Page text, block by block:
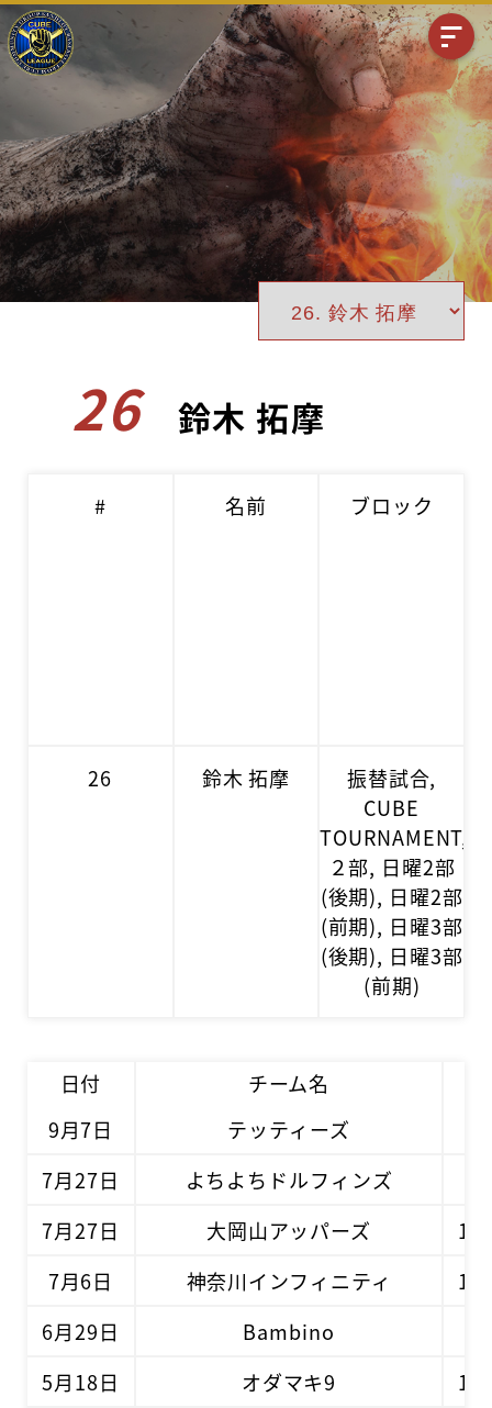
26 鈴木 拓摩
#
26
名前
鈴木 拓摩
ブロック
振替試合,
CUBE
TOURNAMENT,
２部, 日曜2部
(後期), 日曜2部
(前期), 日曜3部
(後期), 日曜3部
(前期)
日付 チーム名
9月7日
テッティーズ
7月27日
よちよちドルフィンズ
7月27日
大岡山アッパーズ
10
7月6日
神奈川インフィニティ
1 -
6月29日
Bambino
5月18日
オダマキ9
12